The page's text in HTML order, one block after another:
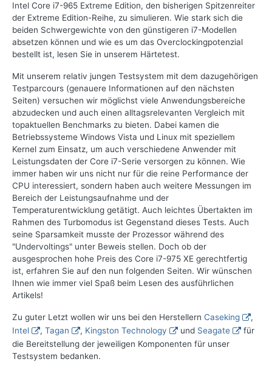
Intel Core i7-965 Extreme Edition, den bisherigen Spitzenreiter
der Extreme Edition-Reihe, zu simulieren. Wie stark sich die
beiden Schwergewichte von den günstigeren i7-Modellen
absetzen können und wie es um das Overclockingpotenzial
bestellt ist, lesen Sie in unserem Härtetest.
Mit unserem relativ jungen Testsystem mit dem dazugehörigen
Testparcours (genauere Informationen auf den nächsten
Seiten) versuchen wir möglichst viele Anwendungsbereiche
abzudecken und auch einen alltagsrelevanten Vergleich mit
topaktuellen Benchmarks zu bieten. Dabei kamen die
Betriebssysteme Windows Vista und Linux mit speziellem
Kernel zum Einsatz, um auch verschiedene Anwender mit
Leistungsdaten der Core i7-Serie versorgen zu können. Wie
immer haben wir uns nicht nur für die reine Performance der
CPU interessiert, sondern haben auch weitere Messungen im
Bereich der Leistungsaufnahme und der
Temperaturentwicklung getätigt. Auch leichtes Übertakten im
Rahmen des Turbomodus ist Gegenstand dieses Tests. Auch
seine Sparsamkeit musste der Prozessor während des
"Undervoltings" unter Beweis stellen. Doch ob der
ausgesprochen hohe Preis des Core i7-975 XE gerechtfertig
ist, erfahren Sie auf den nun folgenden Seiten. Wir wünschen
Ihnen wie immer viel Spaß beim Lesen des ausführlichen
Artikels!
Zu guter Letzt wollen wir uns bei den Herstellern Caseking
,
Intel
, Tagan , Kingston Technology und Seagate
für
die Bereitstellung der jeweiligen Komponenten für unser
Testsystem bedanken.